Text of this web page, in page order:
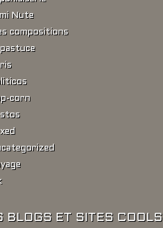
Nute
compositions
corn
BLOGS ET SITES COOLS